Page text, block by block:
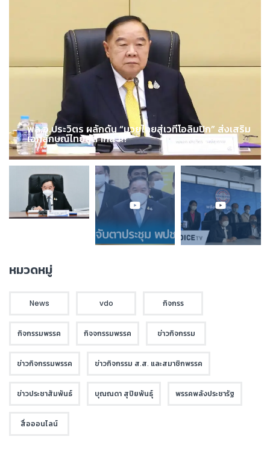
พล.อ.ประวิตร ผลักดัน “มวยไทยสู่เวทีโอลิมปิก” ส่งเสริม
เอกลักษณ์ไทยสู่สากล !!!
หมวดหมู่
News vdo กิจกรร
กิจกรรมพรรค กิจจกรรมพรรค ข่าวกิจกรรม
ข่าวกิจกรรมพรรค ข่าวกิจกรรม ส.ส. และสมาชิกพรรค
ข่าวประชาสัมพันธ์ บุณณดา สุปิยพันธุ์ พรรคพลังประชารัฐ
สื่อออนไลน์